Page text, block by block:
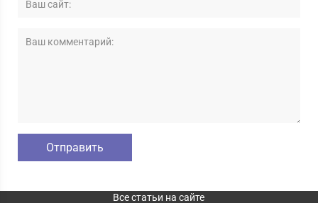
Все статьи на сайте